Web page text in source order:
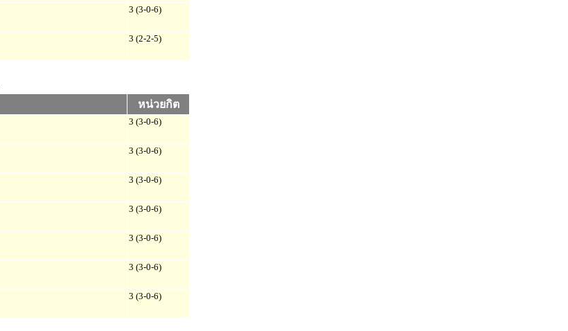
3 (3-0-6)
3 (2-2-5)
หน่วยกิต
3 (3-0-6)
3 (3-0-6)
3 (3-0-6)
3 (3-0-6)
3 (3-0-6)
3 (3-0-6)
3 (3-0-6)